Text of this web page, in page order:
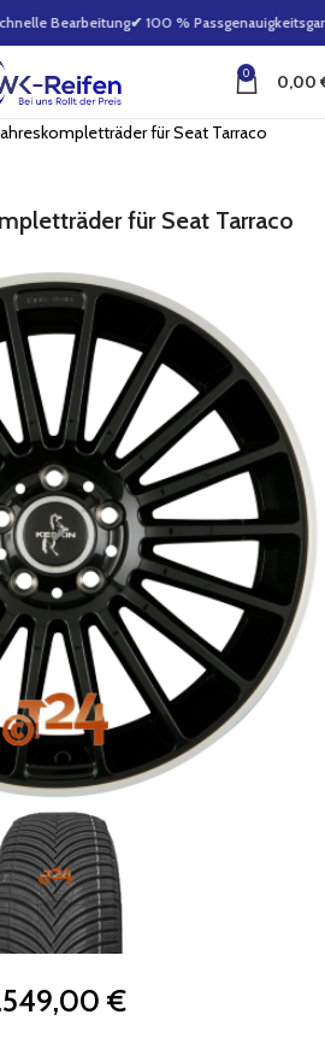
Bearbeitung✔ 100 %
0 0,00
für Seat Tarraco
für Seat Tarraco
€